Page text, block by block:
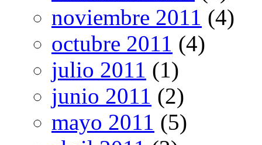
noviembre 2011 (4)
octubre 2011 (4)
julio 2011 (1)
junio 2011 (2)
mayo 2011 (5)